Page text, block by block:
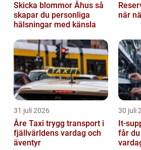
Skicka blommor Åhus så
skapar du personliga
hälsningar med känsla
när
31 juli 2026
Åre Taxi trygg transport i
fjällvärldens vardag och
äventyr
30 juli
It-
får du